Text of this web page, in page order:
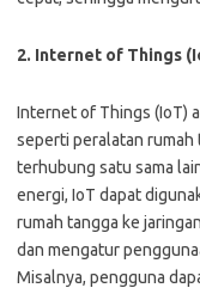
2. Internet of Things
Internet of Things (IoT)
seperti peralatan
terhubung satu sama
energi, IoT dapat
rumah tangga ke
dan mengatur
Misalnya, pengguna